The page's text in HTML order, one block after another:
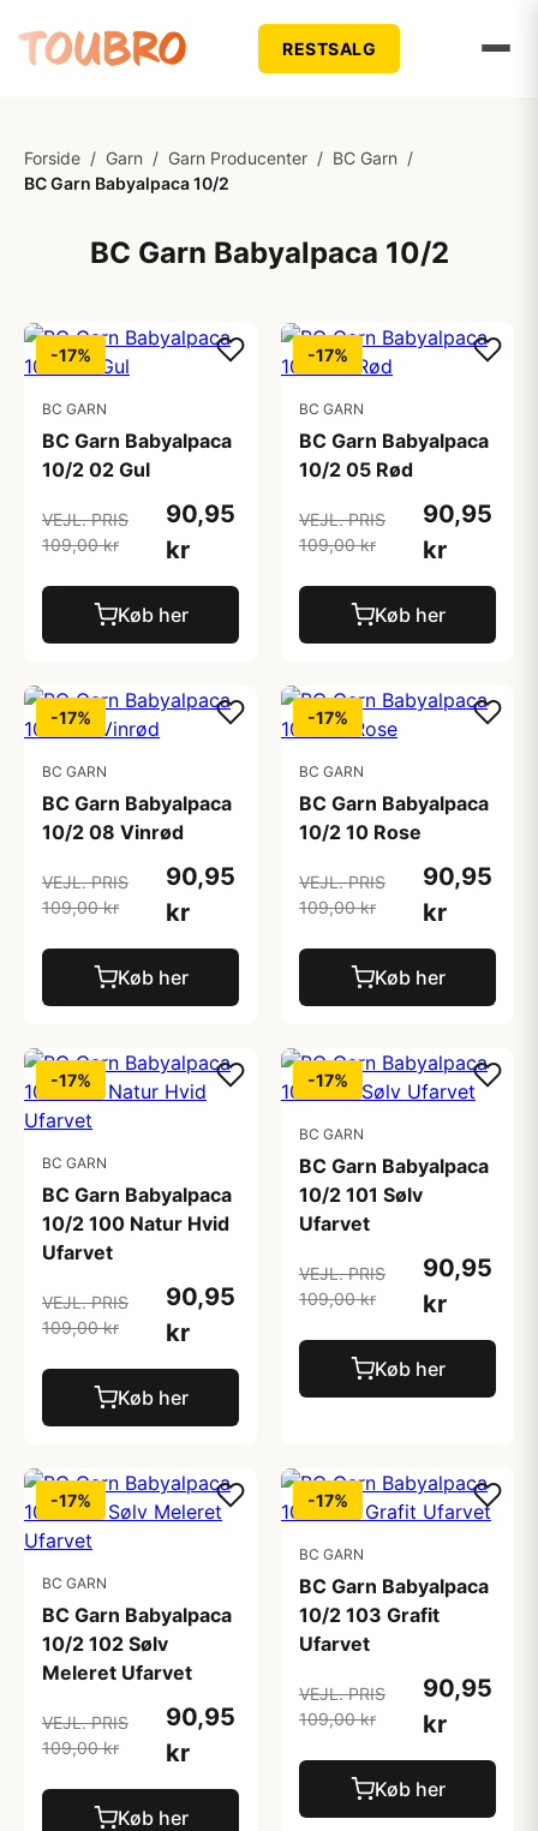
RESTSALG
Forside / Garn / Garn Producenter / BC Garn /
BC Garn Babyalpaca 10/2
BC Garn Babyalpaca 10/2
-17%
BC GARN
BC Garn Babyalpaca
10/2 02 Gul
VEJL. PRIS
109,00 kr
90,95
kr
Køb her
-17%
BC GARN
BC Garn Babyalpaca
10/2 05 Rød
VEJL. PRIS
109,00 kr
90,95
kr
Køb her
-17%
BC GARN
BC Garn Babyalpaca
10/2 08 Vinrød
VEJL. PRIS
109,00 kr
90,95
kr
Køb her
-17%
BC GARN
BC Garn Babyalpaca
10/2 10 Rose
VEJL. PRIS
109,00 kr
90,95
kr
Køb her
-17%
BC GARN
BC Garn Babyalpaca
10/2 100 Natur Hvid
Ufarvet
VEJL. PRIS
109,00 kr
90,95
kr
Køb her
-17%
BC GARN
BC Garn Babyalpaca
10/2 101 Sølv
Ufarvet
VEJL. PRIS
109,00 kr
90,95
kr
Køb her
-17%
BC GARN
BC Garn Babyalpaca
10/2 102 Sølv
Meleret Ufarvet
VEJL. PRIS
109,00 kr
90,95
kr
Køb her
-17%
BC GARN
BC Garn Babyalpaca
10/2 103 Grafit
Ufarvet
VEJL. PRIS
109,00 kr
90,95
kr
Køb her